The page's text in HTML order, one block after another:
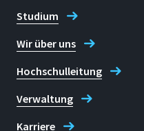
Studium
Wir über uns
Hochschulleitung
Verwaltung
Karriere